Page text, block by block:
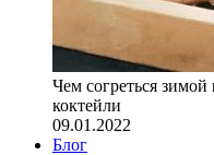
Чем согреться
коктейли
09.01.2022
Блог